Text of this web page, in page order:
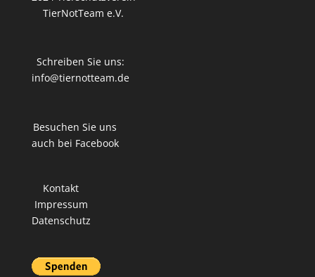
TierNotTeam e.V.
Schreiben Sie uns:
info@tiernotteam.de
Besuchen Sie uns
auch bei Facebook
Kontakt
Impressum
Datenschutz